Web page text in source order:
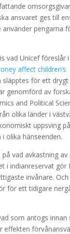
ansvaret ges till
pengarna
vad Unicef föreslår
affect children’s
för ett drygt
genomförd av
and Political
olika länder i
uppsving
olika hänseenden.
på vad avkastning
i indianreservat gör
invånare.
för ett tidigare
som antogs innan
effekten